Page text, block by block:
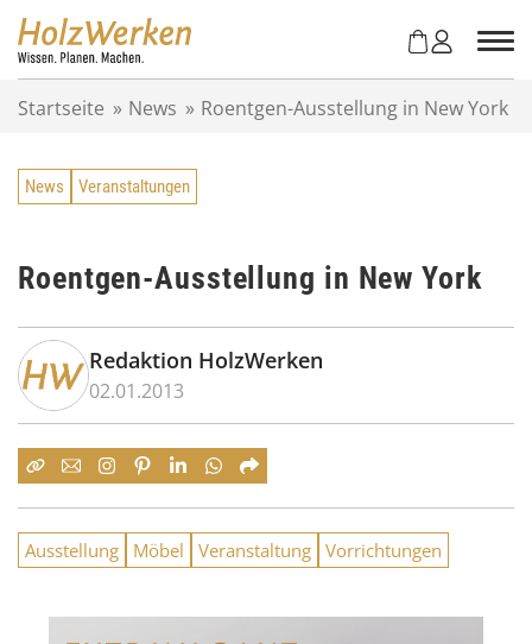
Startseite » News » Roentgen-Ausstellung in New York
News Veranstaltungen
Roentgen-Ausstellung in New York
Redaktion HolzWerken
02.01.2013
Ausstellung Möbel Veranstaltung Vorrichtungen